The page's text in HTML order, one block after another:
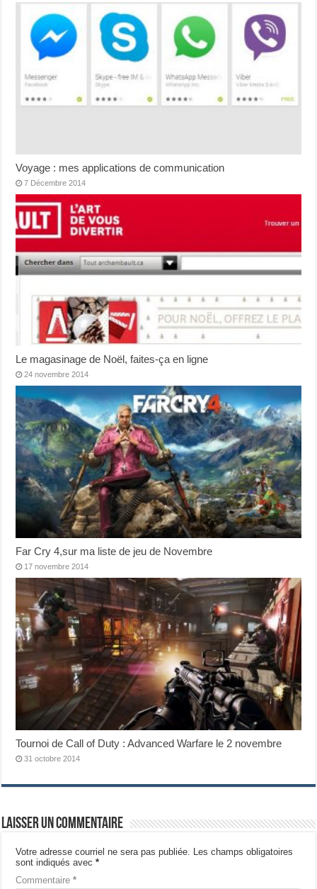
Voyage : mes applications de communication
7 Décembre 2014
Le magasinage de Noël, faites-ça en ligne
24 novembre 2014
Far Cry 4,sur ma liste de jeu de Novembre
17 novembre 2014
Tournoi de Call of Duty : Advanced Warfare le 2 novembre
31 octobre 2014
Laisser un commentaire
Votre adresse courriel ne sera pas publiée.
Les champs obligatoires
sont indiqués avec*
Commentaire*